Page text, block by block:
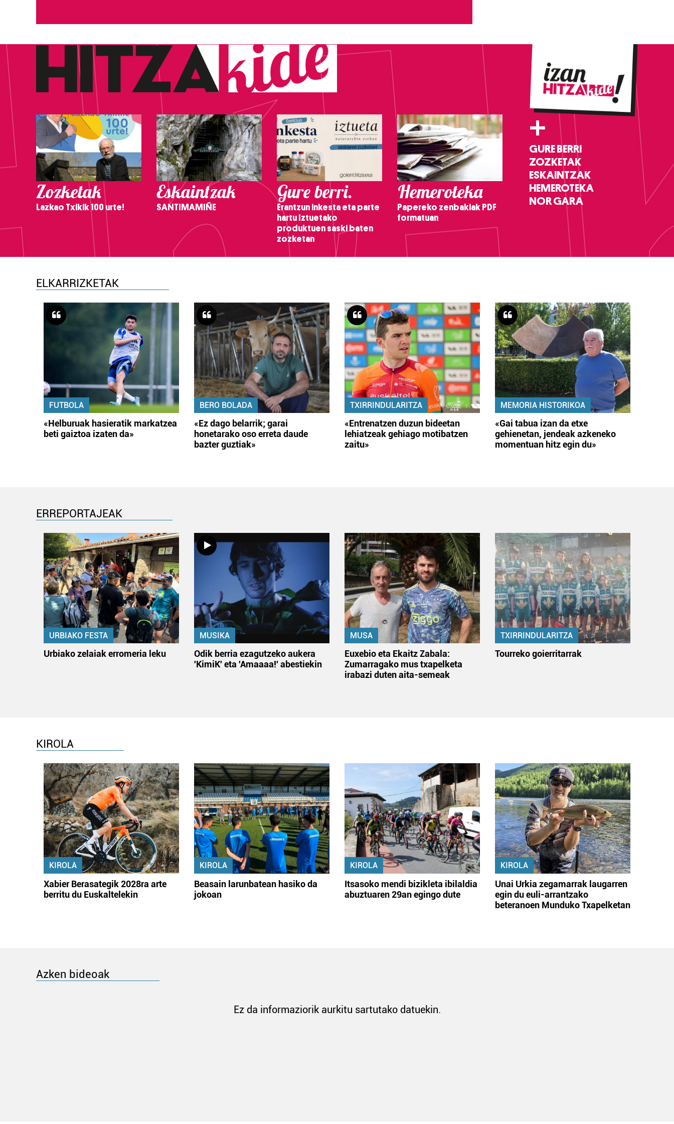
Zozketak
Lazkao Txikik 100 urte!
Eskaintzak
SANTIMAMIÑE
Gure berri.
Erantzun inkesta eta parte
hartu Iztuetako
produktuen saski baten
zozketan
Hemeroteka
Papereko zenbakiak PDF
formatuan
+
GURE BERRI
ZOZKETAK
ESKAINTZAK
HEMEROTEKA
NOR GARA
ELKARRIZKETAK
FUTBOLA
«Helburuak hasieratik markatzea
beti gaiztoa izaten da»
BERO BOLADA
«Ez dago belarrik; garai
honetarako oso erreta daude
bazter guztiak»
TXIRRINDULARITZA
«Entrenatzen duzun bideetan
lehiatzeak gehiago motibatzen
zaitu»
MEMORIA HISTORIKOA
«Gai tabua izan da etxe
gehienetan, jendeak azkeneko
momentuan hitz egin du»
ERREPORTAJEAK
URBIAKO FESTA
Urbiako zelaiak erromeria leku
MUSIKA
Odik berria ezagutzeko aukera
'KimiK' eta 'Amaaaa!' abestiekin
MUSA
Euxebio eta Ekaitz Zabala:
Zumarragako mus txapelketa
irabazi duten aita-semeak
TXIRRINDULARITZA
Tourreko goierritarrak
KIROLA
KIROLA
Xabier Berasategik 2028ra arte
berritu du Euskaltelekin
KIROLA
Beasain larunbatean hasiko da
jokoan
KIROLA
Itsasoko mendi bizikleta ibilaldia
abuztuaren 29an egingo dute
KIROLA
Unai Urkia zegamarrak laugarren
egin du euli-arrantzako
beteranoen Munduko Txapelketan
Azken bideoak
Ez da informaziorik aurkitu sartutako datuekin.